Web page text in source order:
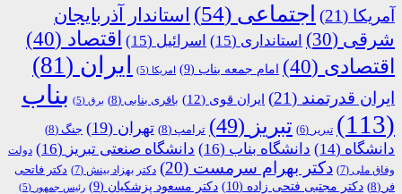
آمریکا (21) اجتماعی (54)
استاندار آذربایجان
شرقی (30) استانداری (15) اسرائیل (15) اقتصاد (40)
اقتصادی (40) امام جمعه بناب (9) امریکا (5) ایران (81)
ایران قدرتمند (21) ایران قوی (12) باقری بنابی (8) برق (5)
بناب
(113)
تبریر (6) تبریز (49) ترامپ (8) تهران (19) جنگ (8)
دانشگاه (14) دانشگاه بناب (16) دانشگاه صنعتی تبریز (16)
دولت
وفاق ملی (7) دکتر بهرام سرمست (20) دکتر بهزاد بینش (7)
دکتر فاتحی
فر (8) دکتر مجتبی فتحی زاده (10) دکتر مسعود پزشکیان (9) رئیس جمهور (5)